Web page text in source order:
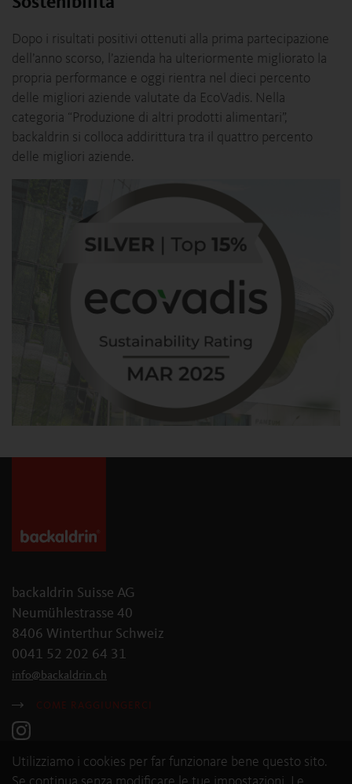
Dopo i risultati positivi ottenuti alla prima partecipazione
dell’anno scorso, l’azienda ha ulteriormente migliorato la
propria performance e oggi rientra nel dieci percento
delle migliori aziende valutate da EcoVadis. Nella
categoria “Produzione di altri prodotti alimentari”,
backaldrin si colloca addirittura tra il quattro percento
delle migliori aziende.
backaldrin Suisse AG
Neumühlestrasse 40
8406 Winterthur Schweiz
0041 52 202 64 31
info@ backaldrin. ch
COME RAGGIUNGERCI
Utilizziamo i cookies per far funzionare bene questo sito.